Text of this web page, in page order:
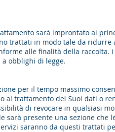
sarà improntato ai
trattati in modo tale da ridurre
alle finalità della raccolta. i
obblighi di legge.
per il tempo massimo
al trattamento dei Suoi dati o
di revocare in qualsiasi
sarà presente una sezione che
saranno da questi trattati